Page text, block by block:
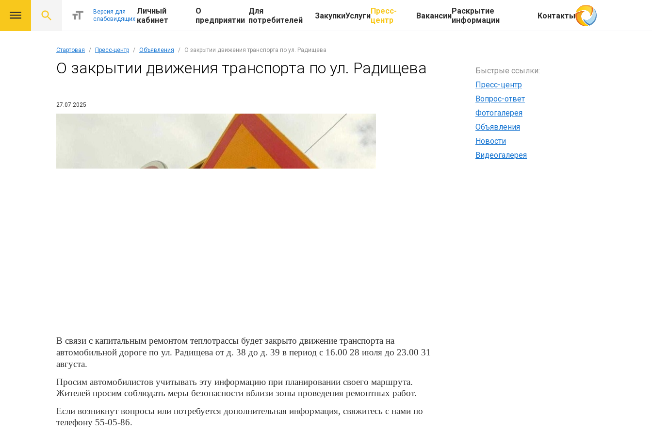
Версия для
слабовидящих
Личный
кабинет
О
предприятии
Для
потребителей
ЗакупкиУслугиПресс-
центр
ВакансииРаскрытие
информации
Контакты
Стартовая Пресс-центр Объявления О закрытии движения транспорта по ул. Радищева
О закрытии движения транспорта по ул. Радищева
Быстрые ссылки:
Пресс-центр
Вопрос-ответ
Фотогалерея
Объявления
Новости
Видеогалерея
27.07.2025
В связи с капитальным ремонтом теплотрассы будет закрыто движение транспорта на
автомобильной дороге по ул. Радищева от д. 38 до д. 39 в период с 16.00 28 июля до 23.00 31
августа.
Просим автомобилистов учитывать эту информацию при планировании своего маршрута.
Жителей просим соблюдать меры безопасности вблизи зоны проведения ремонтных работ.
Если возникнут вопросы или потребуется дополнительная информация, свяжитесь с нами по
телефону 55-05-86.